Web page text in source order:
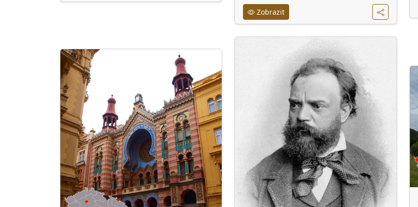
Zobrazit